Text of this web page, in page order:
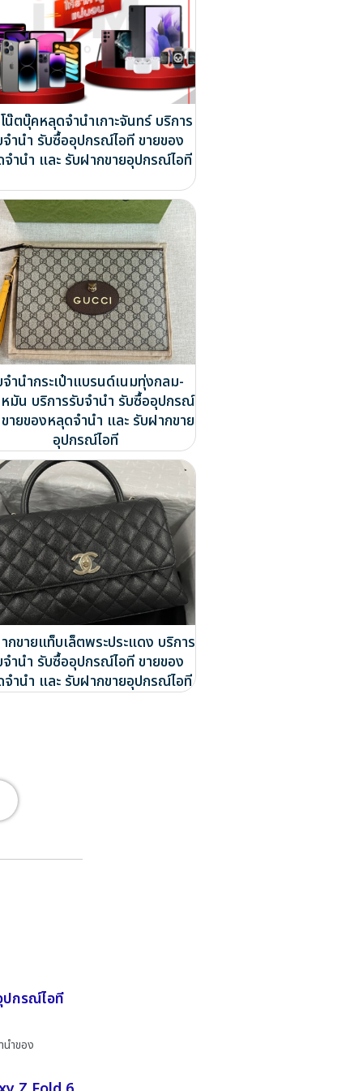
น๊ตบุ๊คหลุดจำนำเกาะจันทร์ บริการ
ำนำ รับซื้ออุปกรณ์ไอที ขายของ
ำนำ และ รับฝากขายอุปกรณ์ไอที
ำนำกระเป๋าแบรนด์เนมทุ่งกลม-
มัน บริการรับจำนำ รับซื้ออุปกรณ์
ายของหลุดจำนำ และ รับฝากขาย
อุปกรณ์ไอที
กขายแท็บเล็ตพระประแดง บริการ
ำนำ รับซื้ออุปกรณ์ไอที ขายของ
ำนำ และ รับฝากขายอุปกรณ์ไอที
ปกรณ์ไอที
นำของ